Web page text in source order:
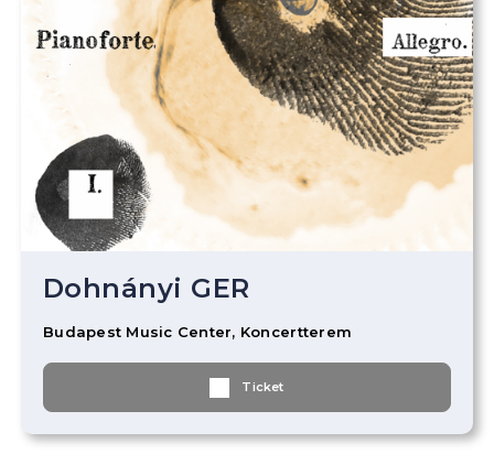
Dohnányi GER
Budapest Music Center, Koncertterem
Ticket